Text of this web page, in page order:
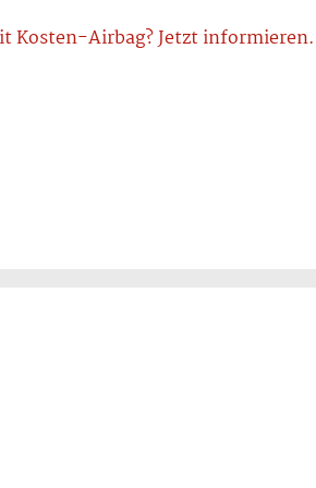
Kosten-Airbag? Jetzt informieren.